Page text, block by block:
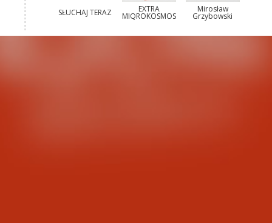
SŁUCHAJ TERAZ EXTRA
MIQROKOSMOS
Mirosław
Grzybowski